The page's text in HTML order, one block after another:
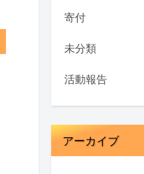
寄付
未分類
活動報告
アーカイブ